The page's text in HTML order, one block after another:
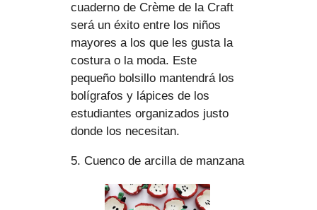
cuaderno de Crème de la Craft
será un éxito entre los niños
mayores a los que les gusta la
costura o la moda. Este
pequeño bolsillo mantendrá los
bolígrafos y lápices de los
estudiantes organizados justo
donde los necesitan.
5. Cuenco de arcilla de manzana